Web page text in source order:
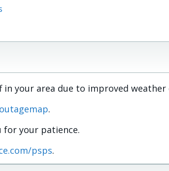
your area due to improved
.
for your patience.
psps.